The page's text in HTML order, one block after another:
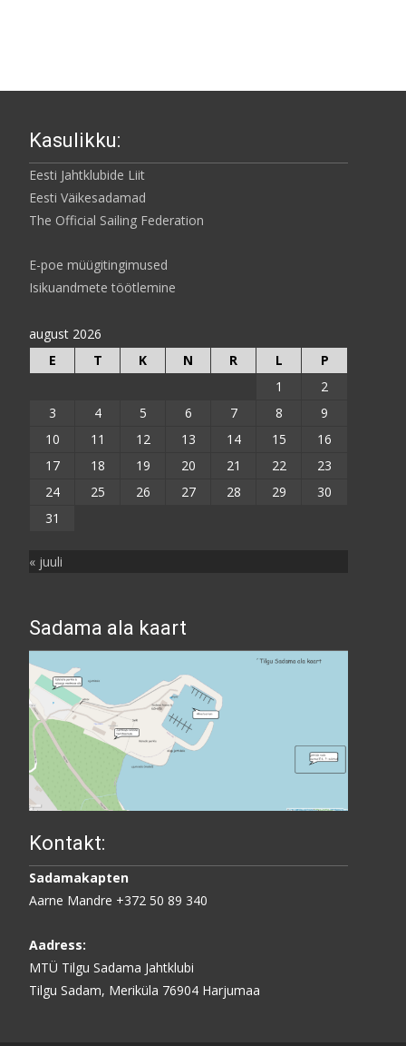
Kasulikku:
Eesti Jahtklubide Liit
Eesti Väikesadamad
The Official Sailing Federation
E-poe müügitingimused
Isikuandmete töötlemine
august 2026
E
T K N R L
P
1
2
3
4 5 6 7 8
9
10
11 12 13 14 15
16
17
18 19 20 21 22
23
24
25 26 27 28 29
30
31
« juuli
Sadama ala kaart
Kontakt:
Sadamakapten
Aarne Mandre +372 50 89 340
Aadress:
MTÜ Tilgu Sadama Jahtklubi
Tilgu Sadam, Meriküla 76904 Harjumaa